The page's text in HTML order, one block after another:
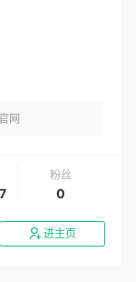
网
粉丝
0
进主页